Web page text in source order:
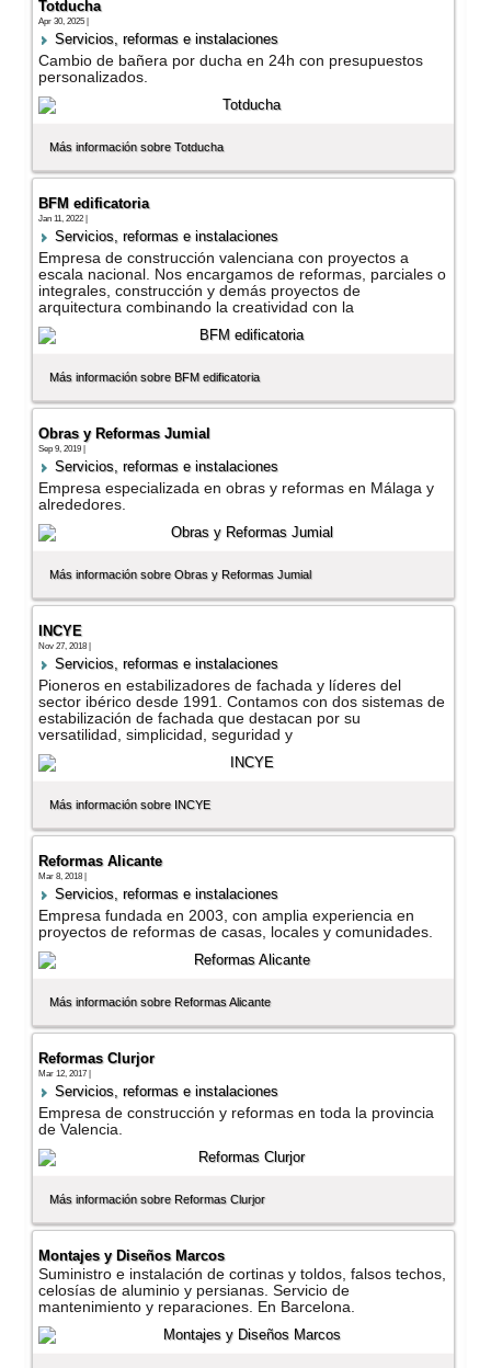
Totducha
Apr 30, 2025 |
Servicios, reformas e instalaciones
Cambio de bañera por ducha en 24h con presupuestos
personalizados.
Más información sobre Totducha
BFM edificatoria
Jan 11, 2022 |
Servicios, reformas e instalaciones
Empresa de construcción valenciana con proyectos a
escala nacional. Nos encargamos de reformas, parciales o
integrales, construcción y demás proyectos de
arquitectura combinando la creatividad con la
Más información sobre BFM edificatoria
Obras y Reformas Jumial
Sep 9, 2019 |
Servicios, reformas e instalaciones
Empresa especializada en obras y reformas en Málaga y
alrededores.
Más información sobre Obras y Reformas Jumial
INCYE
Nov 27, 2018 |
Servicios, reformas e instalaciones
Pioneros en estabilizadores de fachada y lí­deres del
sector ibérico desde 1991. Contamos con dos sistemas de
estabilización de fachada que destacan por su
versatilidad, simplicidad, seguridad y
Más información sobre INCYE
Reformas Alicante
Mar 8, 2018 |
Servicios, reformas e instalaciones
Empresa fundada en 2003, con amplia experiencia en
proyectos de reformas de casas, locales y comunidades.
Más información sobre Reformas Alicante
Reformas Clurjor
Mar 12, 2017 |
Servicios, reformas e instalaciones
Empresa de construcción y reformas en toda la provincia
de Valencia.
Más información sobre Reformas Clurjor
Montajes y Diseños Marcos
Suministro e instalación de cortinas y toldos, falsos techos,
celosí­as de aluminio y persianas. Servicio de
mantenimiento y reparaciones. En Barcelona.